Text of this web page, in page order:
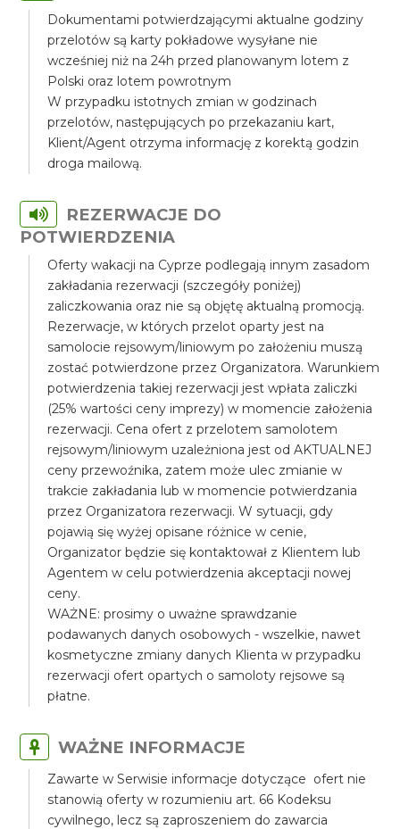
Dokumentami potwierdzającymi aktualne godziny
przelotów są karty pokładowe wysyłane nie
wcześniej niż na 24h przed planowanym lotem z
Polski oraz lotem powrotnym
W przypadku istotnych zmian w godzinach
przelotów, następujących po przekazaniu kart,
Klient/Agent otrzyma informację z korektą godzin
droga mailową.
REZERWACJE DO
POTWIERDZENIA
Oferty wakacji na Cyprze podlegają innym zasadom
zakładania rezerwacji (szczegóły poniżej)
zaliczkowania oraz nie są objętę aktualną promocją.
Rezerwacje, w których przelot oparty jest na
samolocie rejsowym/liniowym po założeniu muszą
zostać potwierdzone przez Organizatora. Warunkiem
potwierdzenia takiej rezerwacji jest wpłata zaliczki
(25% wartości ceny imprezy) w momencie założenia
rezerwacji. Cena ofert z przelotem samolotem
rejsowym/liniowym uzależniona jest od AKTUALNEJ
ceny przewoźnika, zatem może ulec zmianie w
trakcie zakładania lub w momencie potwierdzania
przez Organizatora rezerwacji. W sytuacji, gdy
pojawią się wyżej opisane różnice w cenie,
Organizator będzie się kontaktował z Klientem lub
Agentem w celu potwierdzenia akceptacji nowej
ceny.
WAŻNE: prosimy o uważne sprawdzanie
podawanych danych osobowych - wszelkie, nawet
kosmetyczne zmiany danych Klienta w przypadku
rezerwacji ofert opartych o samoloty rejsowe są
płatne.
WAŻNE INFORMACJE
Zawarte w Serwisie informacje dotyczące ofert nie
stanowią oferty w rozumieniu art. 66 Kodeksu
cywilnego, lecz są zaproszeniem do zawarcia